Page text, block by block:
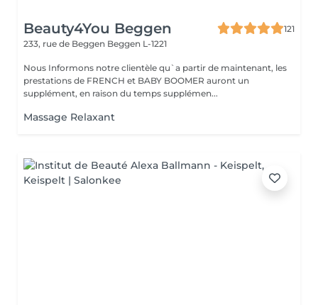
Beauty4You Beggen
121
233, rue de Beggen Beggen L-1221
Nous Informons notre clientèle qu`a partir de maintenant, les
prestations de FRENCH et BABY BOOMER auront un
supplément, en raison du temps supplémen...
Massage Relaxant